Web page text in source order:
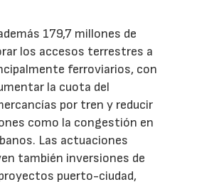
179,7 millones de
los accesos terrestres a
ferroviarios, con
la cuota del
por tren y reducir
como la congestión en
Las actuaciones
también inversiones de
puerto-ciudad,